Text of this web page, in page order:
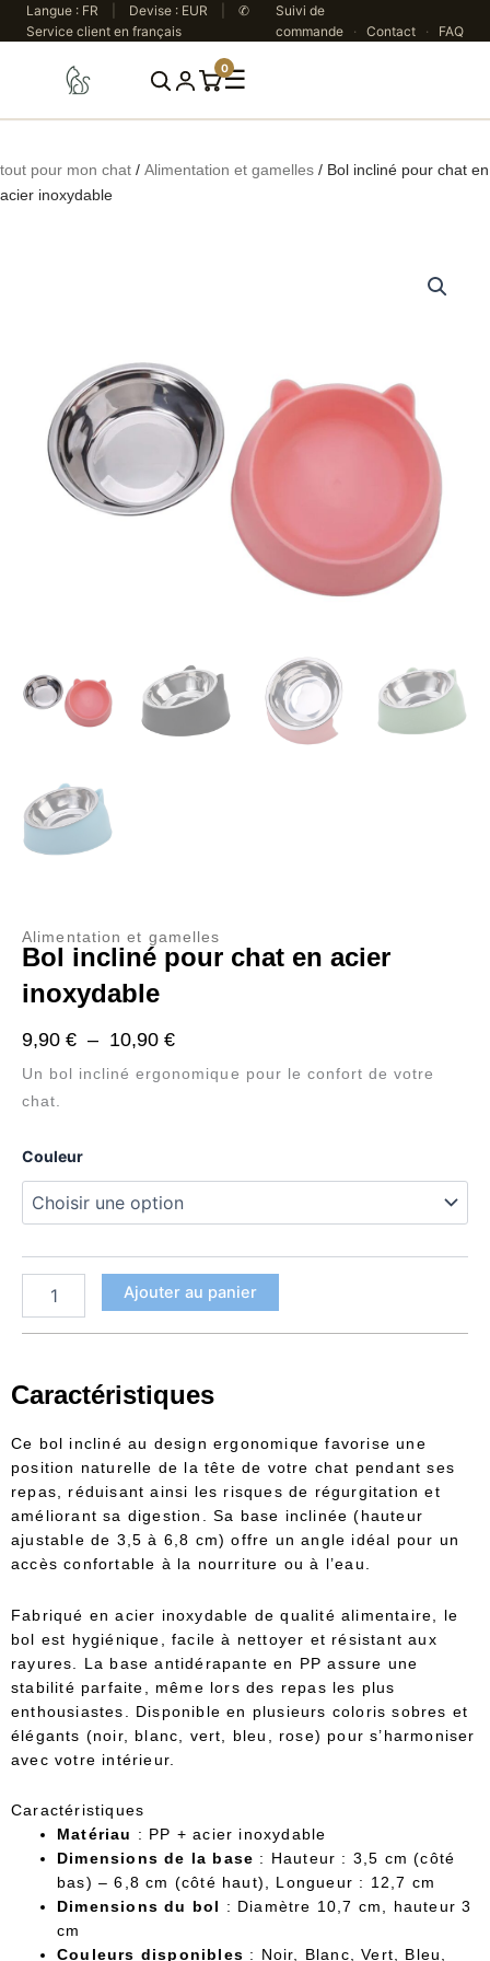
Langue : FR Devise : EUR
✆
Service client en français
Suivi de
commande
· Contact · FAQ
0☰
Aller
au
tout pour mon chat / Alimentation et gamelles / Bol incliné pour chat en
acier inoxydable
Alimentation et gamelles
Bol incliné pour chat en acier
inoxydable
9,90 € – 10,90 €Plage
de
10,90 €
Un bol incliné ergonomique pour le confort de votre
chat.
Couleur
quantité
Bol
chat
acier
Ajouter au panier
Caractéristiques
Ce bol incliné au design ergonomique favorise une
position naturelle de la tête de votre chat pendant ses
repas, réduisant ainsi les risques de régurgitation et
améliorant sa digestion. Sa base inclinée (hauteur
ajustable de 3,5 à 6,8 cm) offre un angle idéal pour un
accès confortable à la nourriture ou à l’eau.
Fabriqué en acier inoxydable de qualité alimentaire, le
bol est hygiénique, facile à nettoyer et résistant aux
rayures. La base antidérapante en PP assure une
stabilité parfaite, même lors des repas les plus
enthousiastes. Disponible en plusieurs coloris sobres et
élégants (noir, blanc, vert, bleu, rose) pour s’harmoniser
avec votre intérieur.
Caractéristiques
Matériau : PP + acier inoxydable
Dimensions de la base : Hauteur : 3,5 cm (côté
bas) – 6,8 cm (côté haut), Longueur : 12,7 cm
Dimensions du bol : Diamètre 10,7 cm, hauteur 3
cm
Couleurs disponibles : Noir, Blanc, Vert, Bleu,